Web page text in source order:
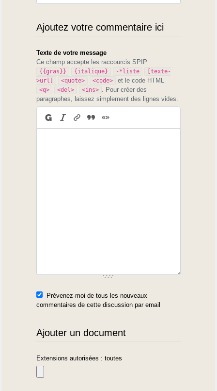
Ajoutez votre commentaire ici
Texte de votre message
Ce champ accepte les raccourcis SPIP
{{gras}} {italique} -*liste
[texte-
>url]
<quote> <code> et le code HTML
<q> <del> <ins>
. Pour créer des
paragraphes, laissez simplement des lignes vides.
Prévenez-moi de tous les nouveaux
commentaires de cette discussion par email
Ajouter un document
Extensions autorisées : toutes